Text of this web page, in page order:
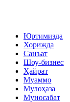
Юртимизда
Хорижда
Санъат
Шоу-бизнес
Ҳайрат
Муаммо
Мулоҳаза
Муносабат